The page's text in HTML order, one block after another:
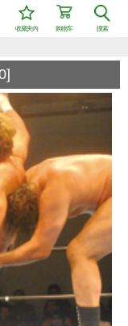
搜索
购物车
收藏夹内